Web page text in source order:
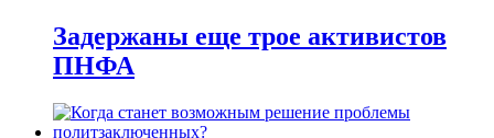
Задержаны еще трое активистов
ПНФА